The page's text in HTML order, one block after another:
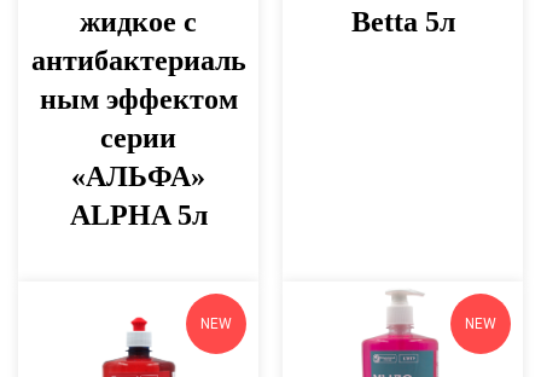
жидкое с
антибактериаль
ным эффектом
серии
«АЛЬФА»
ALPHA 5л
Betta 5л
NEW NEW